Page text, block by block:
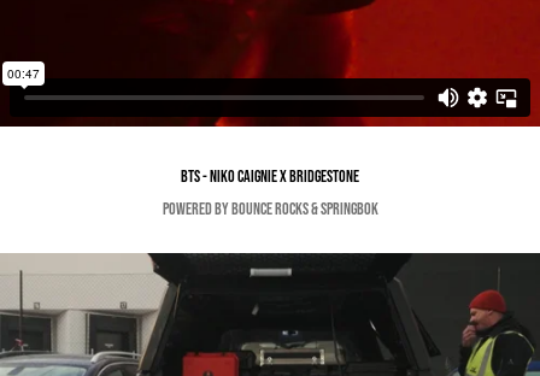
BTS - Niko caignie x bridgestone
powered by bounce rocks & springbok